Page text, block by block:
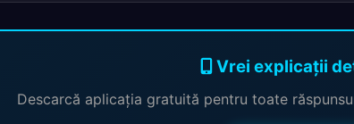
Vrei explicații
Descarcă aplicația gratuită pentru toate